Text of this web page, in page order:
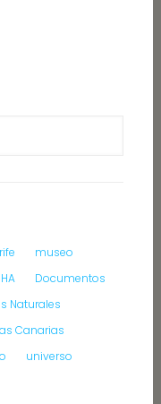
museo
Documentos
Naturales
Canarias
universo